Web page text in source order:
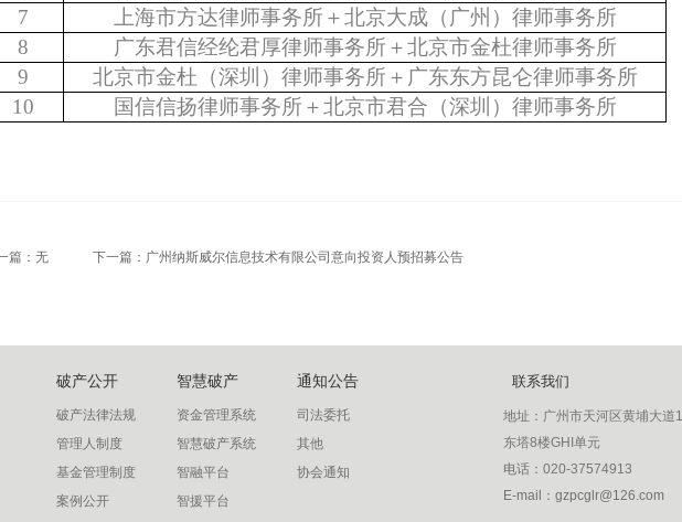
7
上海市方达律师事务所＋北京大成（广州）律师事务所
8
广东君信经纶君厚律师事务所＋北京市金杜律师事务所
9
北京市金杜（深圳）律师事务所＋广东东方昆仑律师事务所
10
国信信扬律师事务所＋北京市君合（深圳）律师事务所
篇：无 下一篇： 广州纳斯威尔信息技术有限公司意向投资人预招募公告
破产公开
破产法律法规
管理人制度
基金管理制度
案例公开
智慧破产
资金管理系统
智慧破产系统
智融平台
智援平台
通知公告
司法委托
其他
协会通知
联系我们
地址： 广州市天河区黄埔大道
东塔8楼GHI单元
电话： 020-37574913
E-mail：gzpcglr@126.com